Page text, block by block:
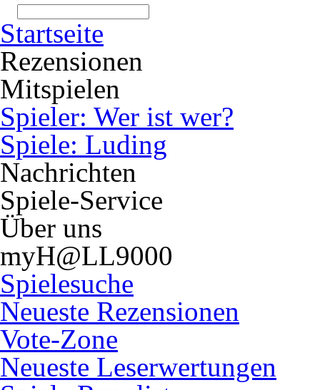
Startseite
Rezensionen
Mitspielen
Spieler: Wer ist wer?
Spiele: Luding
Nachrichten
Spiele-Service
Über uns
myH@LL9000
Spielesuche
Neueste Rezensionen
Vote-Zone
Neueste Leserwertungen